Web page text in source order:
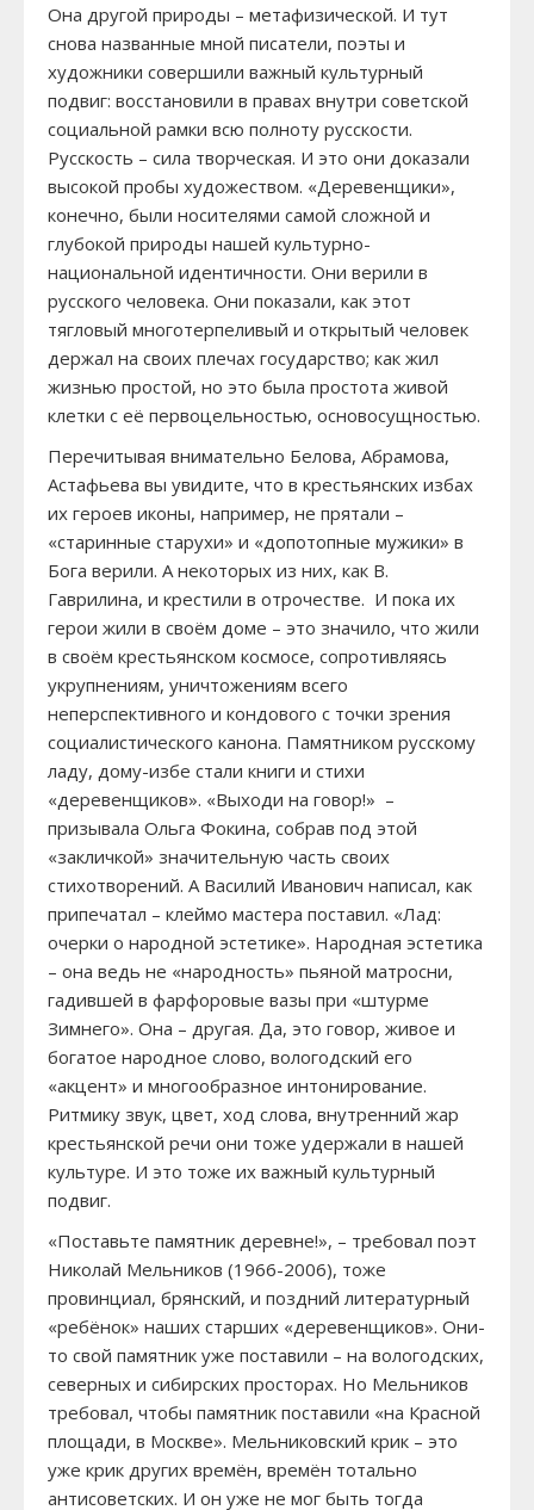
Она другой природы – метафизической. И тут
снова названные мной писатели, поэты и
художники совершили важный культурный
подвиг: восстановили в правах внутри советской
социальной рамки всю полноту русскости.
Русскость – сила творческая. И это они доказали
высокой пробы художеством. «Деревенщики»,
конечно, были носителями самой сложной и
глубокой природы нашей культурно-
национальной идентичности. Они верили в
русского человека. Они показали, как этот
тягловый многотерпеливый и открытый человек
держал на своих плечах государство; как жил
жизнью простой, но это была простота живой
клетки с её первоцельностью, основосущностью.
Перечитывая внимательно Белова, Абрамова,
Астафьева вы увидите, что в крестьянских избах
их героев иконы, например, не прятали –
«старинные старухи» и «допотопные мужики» в
Бога верили. А некоторых из них, как В.
Гаврилина, и крестили в отрочестве. И пока их
герои жили в своём доме – это значило, что жили
в своём крестьянском космосе, сопротивляясь
укрупнениям, уничтожениям всего
неперспективного и кондового с точки зрения
социалистического канона. Памятником русскому
ладу, дому-избе стали книги и стихи
«деревенщиков». «Выходи на говор!» –
призывала Ольга Фокина, собрав под этой
«закличкой» значительную часть своих
стихотворений. А Василий Иванович написал, как
припечатал – клеймо мастера поставил. «Лад:
очерки о народной эстетике». Народная эстетика
– она ведь не «народность» пьяной матросни,
гадившей в фарфоровые вазы при «штурме
Зимнего». Она – другая. Да, это говор, живое и
богатое народное слово, вологодский его
«акцент» и многообразное интонирование.
Ритмику звук, цвет, ход слова, внутренний жар
крестьянской речи они тоже удержали в нашей
культуре. И это тоже их важный культурный
подвиг.
«Поставьте памятник деревне!», – требовал поэт
Николай Мельников (1966-2006), тоже
провинциал, брянский, и поздний литературный
«ребёнок» наших старших «деревенщиков». Они-
то свой памятник уже поставили – на вологодских,
северных и сибирских просторах. Но Мельников
требовал, чтобы памятник поставили «на Красной
площади, в Москве». Мельниковский крик – это
уже крик других времён, времён тотально
антисоветских. И он уже не мог быть тогда